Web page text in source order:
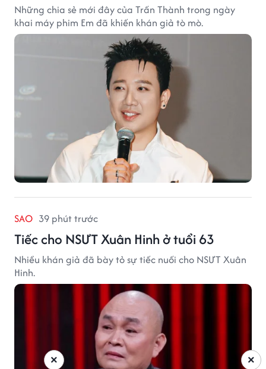
Những chia sẻ mới đây của Trấn Thành trong ngày
khai máy phim Em đã khiến khán giả tò mò.
SAO 39 phút trước
Tiếc cho NSƯT Xuân Hinh ở tuổi 63
Nhiều khán giả đã bày tỏ sự tiếc nuối cho NSƯT Xuân
Hinh.
×
×